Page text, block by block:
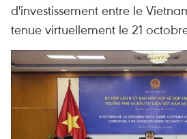
d'investissement entre le
tenue virtuellement le 21